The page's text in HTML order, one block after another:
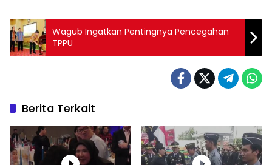
Wagub Ingatkan Pentingnya Pencegahan
TPPU
Berita Terkait